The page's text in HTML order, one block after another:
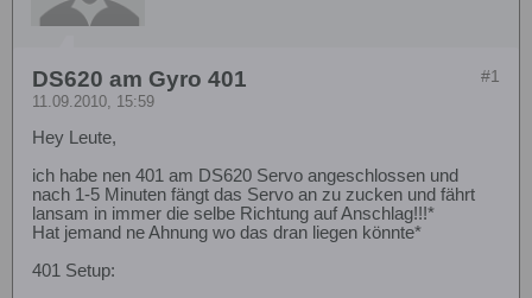
#1
DS620 am Gyro 401
11.09.2010, 15:59
Hey Leute,
ich habe nen 401 am DS620 Servo angeschlossen und
nach 1-5 Minuten fängt das Servo an zu zucken und fährt
lansam in immer die selbe Richtung auf Anschlag!!!*
Hat jemand ne Ahnung wo das dran liegen könnte*
401 Setup: